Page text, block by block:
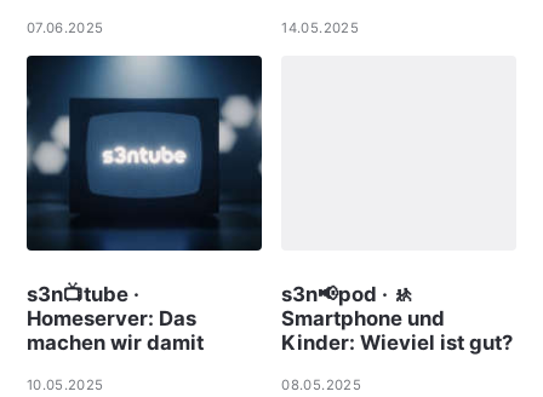
07.06.2025 14.05.2025
s3n📺tube ·
Homeserver: Das
machen wir damit
10.05.2025
s3n📢pod · 🚸
Smartphone und
Kinder: Wieviel ist gut?
08.05.2025